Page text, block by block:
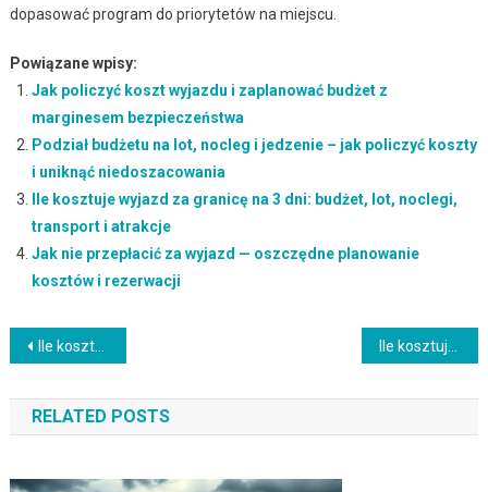
dopasować program do priorytetów na miejscu.
Powiązane wpisy:
Jak policzyć koszt wyjazdu i zaplanować budżet z
marginesem bezpieczeństwa
Podział budżetu na lot, nocleg i jedzenie – jak policzyć koszty
i uniknąć niedoszacowania
Ile kosztuje wyjazd za granicę na 3 dni: budżet, lot, noclegi,
transport i atrakcje
Jak nie przepłacić za wyjazd — oszczędne planowanie
kosztów i rezerwacji
Nawigacja
wpisu
Ile kosztuje wyjazd za granicę na 10 dni — co wpływa na budżet dzienny i całkowity
RELATED POSTS